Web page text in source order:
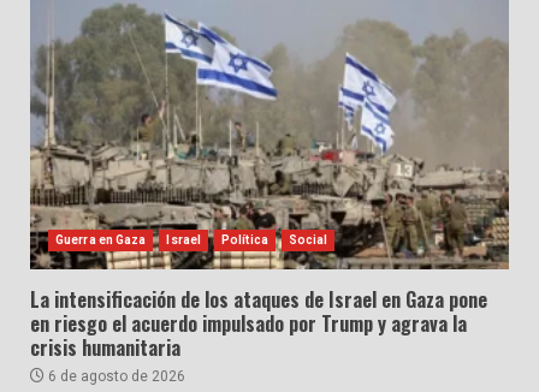
Guerra en Gaza Israel Política Social
La intensificación de los ataques de Israel en Gaza pone
en riesgo el acuerdo impulsado por Trump y agrava la
crisis humanitaria
6 de agosto de 2026